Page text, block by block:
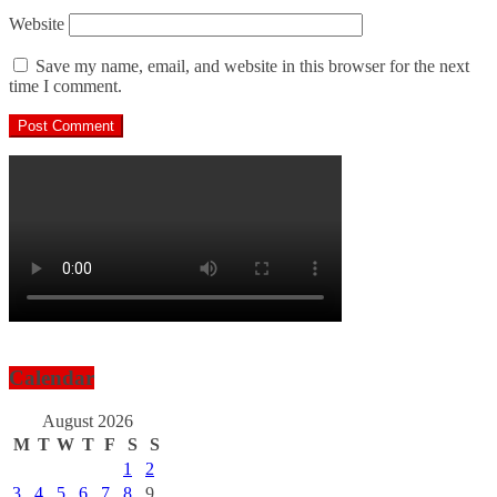
Website
Save my name, email, and website in this browser for the next
time I comment.
Calendar
August 2026
M T W T F S
S
1
2